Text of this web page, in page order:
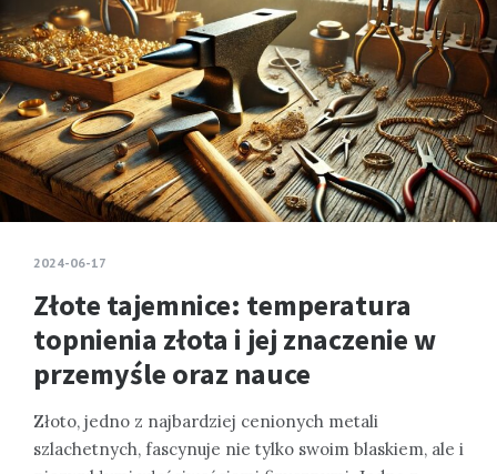
2024-06-17
Złote tajemnice: temperatura
topnienia złota i jej znaczenie w
przemyśle oraz nauce
Złoto, jedno z najbardziej cenionych metali
szlachetnych, fascynuje nie tylko swoim blaskiem, ale i